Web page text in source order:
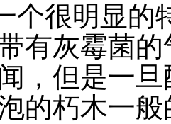
个很明显的
有灰霉菌
，但是一
的朽木一